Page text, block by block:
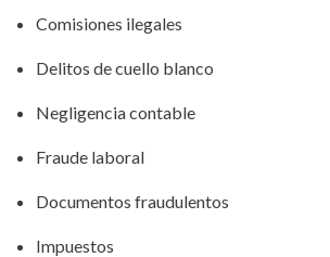
Comisiones ilegales
Delitos de cuello blanco
Negligencia contable
Fraude laboral
Documentos fraudulentos
Impuestos